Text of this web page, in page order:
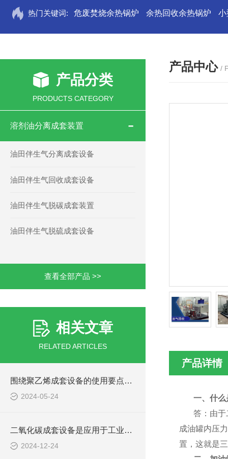
热门关键词: 危废焚烧余热锅炉 余热回收余热锅炉 小
产品分类
PRODUCTS CATEGORY
溶剂油分离成套装置
油田伴生气分离成套设备
油田伴生气回收成套设备
油田伴生气脱碳成套装置
油田伴生气脱硫成套设备
查看全部产品 >>
相关文章
RELATED ARTICLES
围绕聚乙烯成套设备的使用要点进行详细分析
2024-05-24
二氧化碳成套设备是应用于工业与环境领域的关键设备
2024-12-24
产品中心 /
产品详情
一、什么
答：由于
成油罐内压
置，这就是